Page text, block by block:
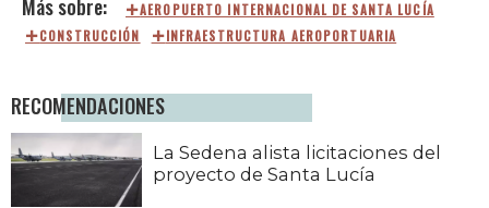
AEROPUERTO INTERNACIONAL DE SANTA LUCÍA
CONSTRUCCIÓN
INFRAESTRUCTURA AEROPORTUARIA
RECOMENDACIONES
La Sedena alista licitaciones del
proyecto de Santa Lucía